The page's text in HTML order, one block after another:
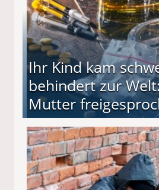
Ihr Kind kam
behindert zur
Mutter
Mutter freigesprochen!